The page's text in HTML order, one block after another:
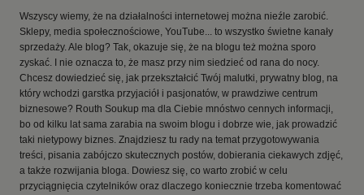
Wszyscy wiemy, że na działalności internetowej można nieźle zarobić.
Sklepy, media społecznościowe, YouTube... to wszystko świetne kanały
sprzedaży. Ale blog? Tak, okazuje się, że na blogu też można sporo
zyskać. I nie oznacza to, że masz przy nim siedzieć od rana do nocy.
Chcesz dowiedzieć się, jak przekształcić Twój malutki, prywatny blog, na
który wchodzi garstka przyjaciół i pasjonatów, w prawdziwe centrum
biznesowe? Routh Soukup ma dla Ciebie mnóstwo cennych informacji,
bo od kilku lat sama zarabia na swoim blogu i dobrze wie, jak prowadzić
taki nietypowy biznes. Znajdziesz tu rady na temat przygotowywania
treści, pisania zabójczo skutecznych postów, dobierania ciekawych zdjęć,
a także rozwijania bloga. Dowiesz się, co warto zrobić w celu
przyciągnięcia czytelników oraz dlaczego koniecznie trzeba komentować